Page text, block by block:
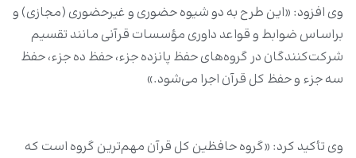
وی افزود: «این طرح به دو شیوه حضوری و غیرحضوری (مجازی) و
براساس ضوابط و قواعد داوری مؤسسات قرآنی مانند تقسیم
شرکت‌کنندگان در گروه‌‌های حفظ پانزده جزء، حفظ ده جزء، حفظ
سه جزء و حفظ کل قرآن اجرا می‌شود.»
وی تأکید کرد: «گروه حافظین کل قرآن مهم‌ترین گروه است که